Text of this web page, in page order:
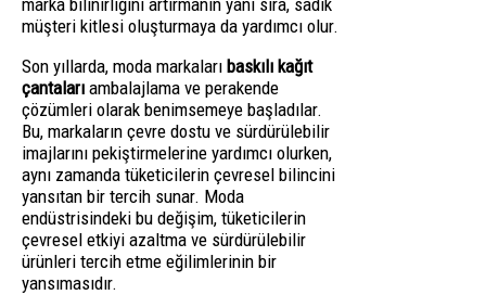
marka bilinirliğini artırmanın yanı sıra, sadık
müşteri kitlesi oluşturmaya da yardımcı olur.
Son yıllarda, moda markaları baskılı kağıt
çantaları ambalajlama ve perakende
çözümleri olarak benimsemeye başladılar.
Bu, markaların çevre dostu ve sürdürülebilir
imajlarını pekiştirmelerine yardımcı olurken,
aynı zamanda tüketicilerin çevresel bilincini
yansıtan bir tercih sunar. Moda
endüstrisindeki bu değişim, tüketicilerin
çevresel etkiyi azaltma ve sürdürülebilir
ürünleri tercih etme eğilimlerinin bir
yansımasıdır.